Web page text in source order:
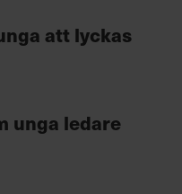
att lyckas
unga ledare